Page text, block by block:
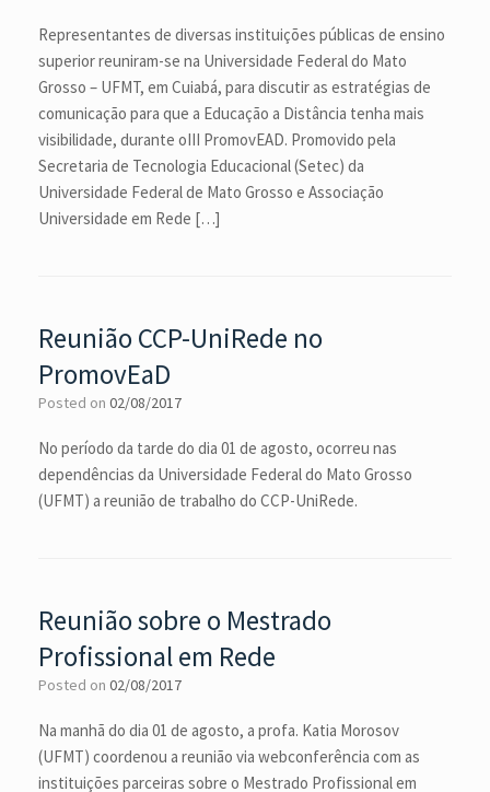
Representantes de diversas instituições públicas de ensino
superior reuniram-se na Universidade Federal do Mato
Grosso – UFMT, em Cuiabá, para discutir as estratégias de
comunicação para que a Educação a Distância tenha mais
visibilidade, durante oIII PromovEAD. Promovido pela
Secretaria de Tecnologia Educacional (Setec) da
Universidade Federal de Mato Grosso e Associação
Universidade em Rede […]
Reunião CCP-UniRede no
PromovEaD
Posted on 02/08/2017
No período da tarde do dia 01 de agosto, ocorreu nas
dependências da Universidade Federal do Mato Grosso
(UFMT) a reunião de trabalho do CCP-UniRede.
Reunião sobre o Mestrado
Profissional em Rede
Posted on 02/08/2017
Na manhã do dia 01 de agosto, a profa. Katia Morosov
(UFMT) coordenou a reunião via webconferência com as
instituições parceiras sobre o Mestrado Profissional em